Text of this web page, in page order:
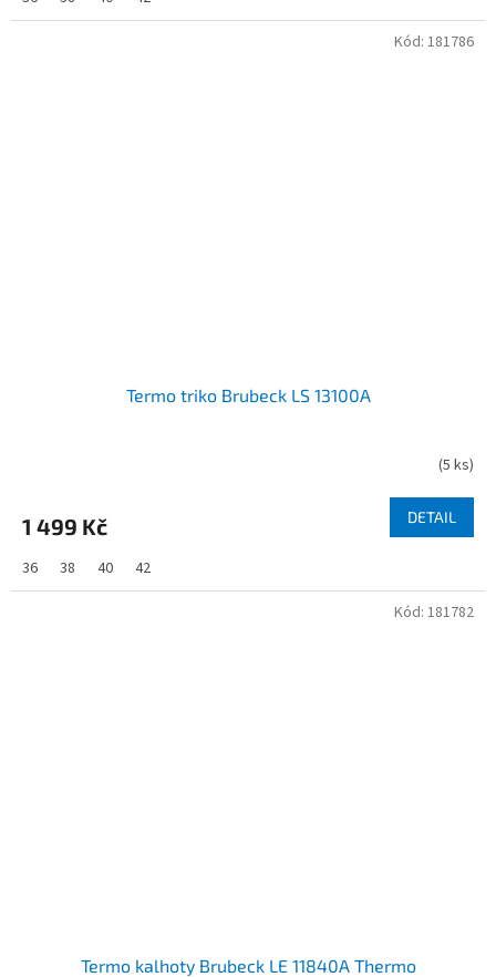
Termo triko Brubeck LS 13100A
(5 ks)
1 499 Kč DETAIL
36 38 40 42
Kód: 181786
Termo kalhoty Brubeck LE 11840A Thermo
Kód: 181782